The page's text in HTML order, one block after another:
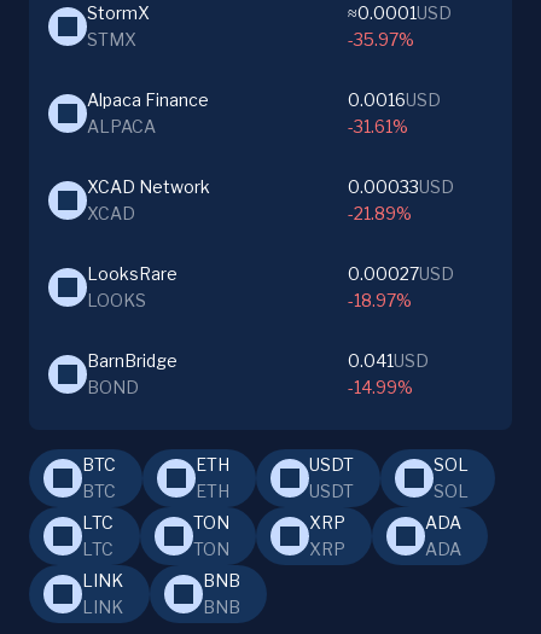
StormX
STMX
≈0.0001USD
-35.97%
Alpaca Finance
ALPACA
0.0016USD
-31.61%
XCAD Network
XCAD
0.00033USD
-21.89%
LooksRare
LOOKS
0.00027USD
-18.97%
BarnBridge
BOND
0.041USD
-14.99%
BTC
BTC
ETH
ETH
USDT
USDT
SOL
SOL
LTC
LTC
TON
TON
XRP
XRP
ADA
ADA
LINK
LINK
BNB
BNB